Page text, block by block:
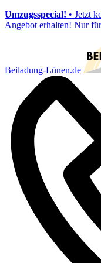
Umzugsspecial! • Jetzt
Angebot erhalten! Nur
Beiladung-Lünen.de